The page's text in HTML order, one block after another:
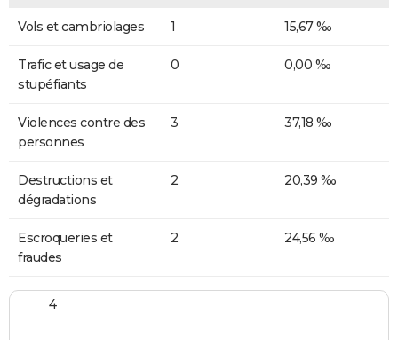
Vols et cambriolages 1 15,67 ‰
Trafic et usage de
stupéfiants
0 0,00 ‰
Violences contre des
personnes
3 37,18 ‰
Destructions et
dégradations
2 20,39 ‰
Escroqueries et
fraudes
2 24,56 ‰
4